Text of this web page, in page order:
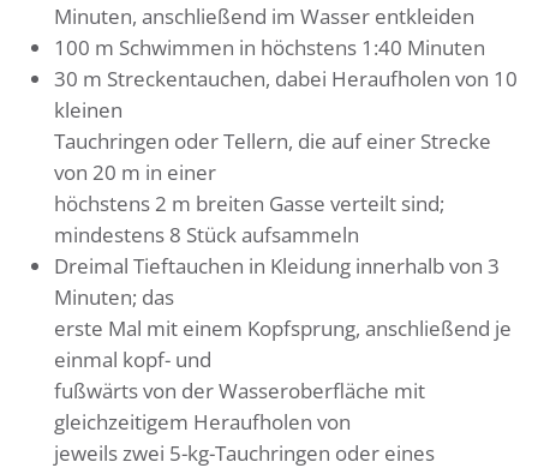
Minuten, anschließend im Wasser entkleiden
100 m Schwimmen in höchstens 1:40 Minuten
30 m Streckentauchen, dabei Heraufholen von 10
kleinen
Tauchringen oder Tellern, die auf einer Strecke
von 20 m in einer
höchstens 2 m breiten Gasse verteilt sind;
mindestens 8 Stück aufsammeln
Dreimal Tieftauchen in Kleidung innerhalb von 3
Minuten; das
erste Mal mit einem Kopfsprung, anschließend je
einmal kopf- und
fußwärts von der Wasseroberfläche mit
gleichzeitigem Heraufholen von
jeweils zwei 5-kg-Tauchringen oder eines